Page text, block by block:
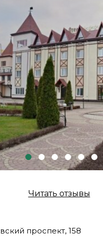
Читать отзывы
проспект, 158